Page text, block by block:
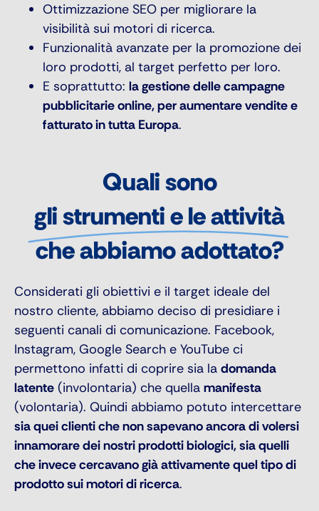
Ottimizzazione SEO per migliorare la
visibilità sui motori di ricerca.
Funzionalità avanzate per la promozione dei
loro prodotti, al target perfetto per loro.
E soprattutto: la gestione delle campagne
pubblicitarie online, per aumentare vendite e
fatturato in tutta Europa.
Quali sono
gli strumenti e le attività
che abbiamo adottato?
Considerati gli obiettivi e il target ideale del
nostro cliente, abbiamo deciso di presidiare i
seguenti canali di comunicazione. Facebook,
Instagram, Google Search e YouTube ci
permettono infatti di coprire sia la domanda
latente (involontaria) che quella manifesta
(volontaria). Quindi abbiamo potuto intercettare
sia quei clienti che non sapevano ancora di volersi
innamorare dei nostri prodotti biologici, sia quelli
che invece cercavano già attivamente quel tipo di
prodotto sui motori di ricerca.